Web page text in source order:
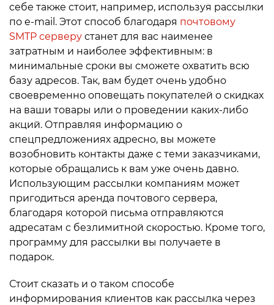
себе также стоит, например, используя рассылки
по e-mail. Этот способ благодаря почтовому
SMTP серверу станет для вас наименее
затратным и наиболее эффективным: в
минимальные сроки вы сможете охватить всю
базу адресов. Так, вам будет очень удобно
своевременно оповещать покупателей о скидках
на ваши товары или о проведении каких-либо
акций. Отправляя информацию о
спецпредложениях адресно, вы можете
возобновить контакты даже с теми заказчиками,
которые обращались к вам уже очень давно.
Использующим рассылки компаниям может
пригодиться аренда почтового сервера,
благодаря которой письма отправляются
адресатам с безлимитной скоростью. Кроме того,
программу для рассылки вы получаете в
подарок.
Стоит сказать и о таком способе
информирования клиентов как рассылка через